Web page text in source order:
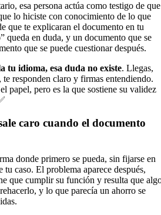
esa persona actúa como testigo de que
lo hiciste con conocimiento de lo que
que te explicaran el documento en tu
queda en duda, y un documento que se
que se puede cuestionar después.
tu idioma, esa duda no existe. Llegas,
te responden claro y firmas entendiendo.
papel, pero es la que sostiene su validez
caro cuando el documento
donde primero se pueda, sin fijarse en
caso. El problema aparece después,
que cumplir su función y resulta que
y lo que parecía un ahorro se